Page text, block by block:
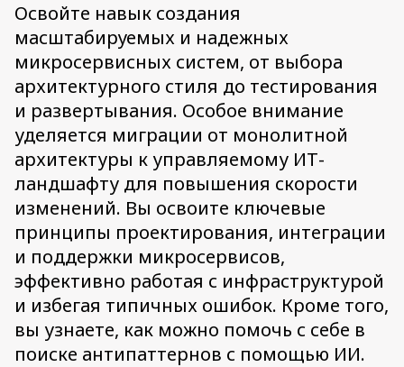
Освойте навык создания
масштабируемых и надежных
микросервисных систем, от выбора
архитектурного стиля до тестирования
и развертывания. Особое внимание
уделяется миграции от монолитной
архитектуры к управляемому ИТ-
ландшафту для повышения скорости
изменений. Вы освоите ключевые
принципы проектирования, интеграции
и поддержки микросервисов,
эффективно работая с инфраструктурой
и избегая типичных ошибок. Кроме того,
вы узнаете, как можно помочь с себе в
поиске антипаттернов с помощью ИИ.